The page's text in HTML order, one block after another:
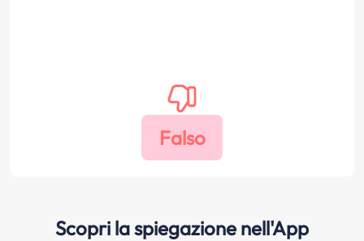
Scopri la spiegazione nell'App